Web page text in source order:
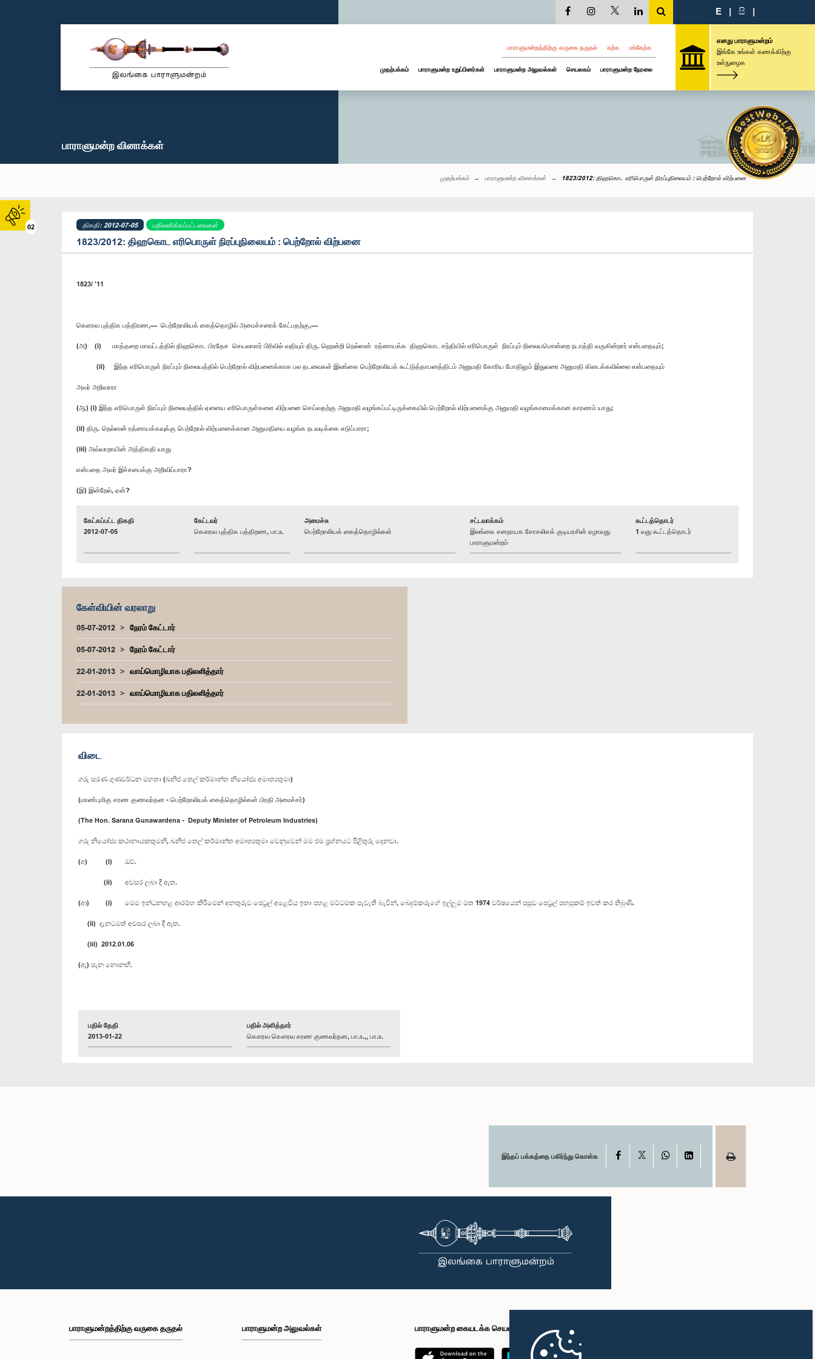
02
E | සි |
பாராளுமன்றத்திற்கு வருகை தருதல் கற்க பங்கேற்க
முதற்பக்கம் பாராளுமன்ற உறுப்பினர்கள் பாராளுமன்ற அலுவல்கள் செயலகம் பாராளுமன்ற நேரலை
எனது பாராளுமன்றம்
இங்கே உங்கள் கணக்கிற்கு
உள்நுழைக
பாராளுமன்ற வினாக்கள்
முதற்பக்கம் பாராளுமன்ற வினாக்கள் 1823/2012: திஹகொட எரிபொருள் நிரப்புநிலையம் : பெற்றோல் விற்பனை
திகதி: 2012-07-05 பதிலளிக்கப்பட்டவைகள்
1823/2012: திஹகொட எரிபொருள் நிரப்புநிலையம் : பெற்றோல் விற்பனை
1823/ ’11
கெளரவ புத்திக பத்திரண,— பெற்றோலியக் கைத்தொழில் அமைச்சரைக் கேட்பதற்கு,—
(அ) (i) மாத்தறை மாவட்டத்தில் திஹகொட பிரதேச செயலாளர் பிரிவில் வதியும் திரு. ஹென்றி நெல்ஸன் ரத்னாயக்க திஹகொட சந்தியில் எரிபொருள் நிரப்பும் நிலையமொன்றை நடாத்தி வருகின்றார் என்பதையும்;
(ii) இந்த எரிபொருள் நிரப்பும் நிலையத்தில் பெற்றோல் விற்பனைக்காக பல தடவைகள் இலங்கை பெற்றோலியக் கூட்டுத்தாபனத்திடம் அனுமதி கோரிய போதிலும் இதுவரை அனுமதி கிடைக்கவில்லை என்பதையும்
அவர் அறிவாரா
(ஆ) (i) இந்த எரிபொருள் நிரப்பும் நிலையத்தில் ஏனைய எரிபொருள்களை விற்பனை செய்வதற்கு அனுமதி வழங்கப்பட்டிருக்கையில் பெற்றோல் விற்பனைக்கு அனுமதி வழங்காமைக்கான காரணம் யாது;
(ii) திரு. நெல்ஸன் ரத்னாயக்கவுக்கு பெற்றோல் விற்பனைக்கான அனுமதியை வழங்க நடவடிக்கை எடுப்பாரா;
(iii) அவ்வாறாயின் அத்திகதி யாது
என்பதை அவர் இச்சபைக்கு அறிவிப்பாரா?
(இ) இன்றேல், ஏன்?
கேட்கப்பட்ட திகதி
2012-07-05
கேட்டவர்
கௌரவ புத்திக பத்திறண, பா.உ.
அமைச்சு
பெற்றோலியக் கைத்தொழில்கள்
சட்டவாக்கம்
இலங்கை சனநாயக சோசலிசக் குடியரசின் ஏழாவது
பாராளுமன்றம்
கூட்டத்தொடர்
1 வது கூட்டத்தொடர்
கேள்வியின் வரலாறு
05-07-2012
நேரம் கேட்டார்
05-07-2012
நேரம் கேட்டார்
22-01-2013
வாய்மொழியாக பதிலளித்தார்
22-01-2013
வாய்மொழியாக பதிலளித்தார்
விடை
ගරු සරණ ගුණවර්ධන මහතා (ඛනිජ තෙල් කර්මාන්ත නියෝජ්‍ය අමාත්‍යතුමා)
(மாண்புமிகு சரண குணவர்தன - பெற்றோலியக் கைத்தொழில்கள் பிரதி அமைச்சர்)
(The Hon. Sarana Gunawardena - Deputy Minister of Petroleum Industries)
ගරු නියෝජ්‍ය කථානායකතුමනි, ඛනිජ තෙල් කර්මාන්ත අමාත්‍යතුමා වෙනුවෙන් මම එම ප්‍රශ්නයට පිළිතුරු දෙනවා.
(අ) (i) ඔව්.
(ii) අවසර ලබා දී ඇත.
(ආ) (i) මෙම ඉන්ධනහළ ආරම්භ කිරීමෙන් අනතුරුව පෙට්‍රල් අළෙවිය ඉතා පහළ මට්ටමක පැවැති බැවින්, බෙදුම්කරුගේ ඉල්ලුම මත 1974 වර්ෂයෙන් පසුව පෙට්‍රල් පහසුකම් ඉවත් කර තිබුණි.
(ii) දැනටමත් අවසර ලබා දී ඇත.
(iii) 2012.01.06
(ඇ) පැන නොනඟී.
பதில் தேதி
2013-01-22
பதில் அளித்தார்
கௌரவ கௌரவ சரண குணவர்தன, பா.உ.,, பா.உ.
இந்தப் பக்கத்தை பகிர்ந்து கொள்க Facebook WhatsAppLinkedIn
பாராளுமன்றத்திற்கு வருகை தருதல் பாராளுமன்ற அலுவல்கள் பாராளுமன்ற கையடக்க செயலி